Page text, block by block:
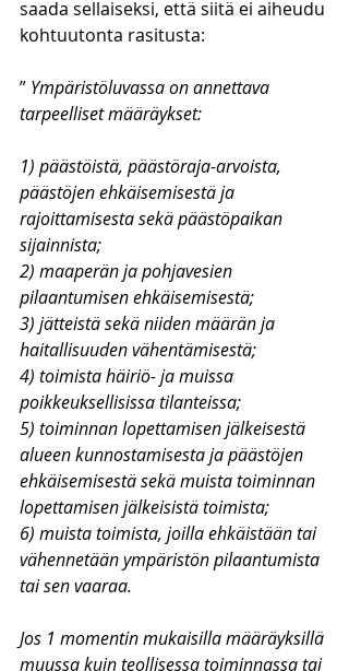
saada sellaiseksi, että siitä ei aiheudu
kohtuutonta rasitusta:
” Ympäristöluvassa on annettava
tarpeelliset määräykset:
1) päästöistä, päästöraja-arvoista,
päästöjen ehkäisemisestä ja
rajoittamisesta sekä päästöpaikan
sijainnista;
2) maaperän ja pohjavesien
pilaantumisen ehkäisemisestä;
3) jätteistä sekä niiden määrän ja
haitallisuuden vähentämisestä;
4) toimista häiriö- ja muissa
poikkeuksellisissa tilanteissa;
5) toiminnan lopettamisen jälkeisestä
alueen kunnostamisesta ja päästöjen
ehkäisemisestä sekä muista toiminnan
lopettamisen jälkeisistä toimista;
6) muista toimista, joilla ehkäistään tai
vähennetään ympäristön pilaantumista
tai sen vaaraa.
Jos 1 momentin mukaisilla määräyksillä
muussa kuin teollisessa toiminnassa tai